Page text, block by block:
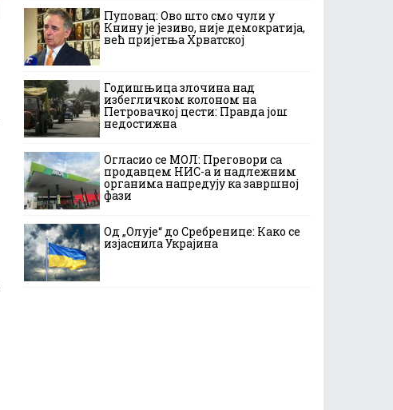
Пуповац: Ово што смо чули у
Книну је језиво, није демократија,
већ пријетња Хрватској
Годишњица злочина над
избегличком колоном на
Петровачкој цести: Правда још
недостижна
Огласио се МОЛ: Преговори са
продавцем НИС-а и надлежним
органима напредују ка завршној
фази
Од „Олује“ до Сребренице: Како се
изјаснила Украјина